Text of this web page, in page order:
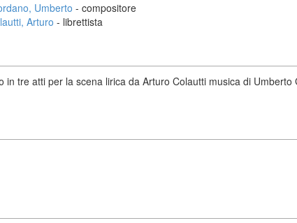
Umberto - compositore
Arturo - librettista
in tre atti per la scena lirica da Arturo Colautti musica di